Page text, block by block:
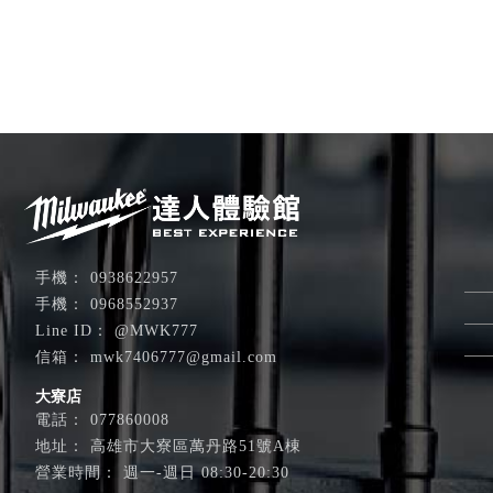
@MWK777
0968552937
0938622957
mwk7406777@gmail.com
大寮店
077860008
高雄市大寮區萬丹路51號A棟
週一-週日 08:30-20:30